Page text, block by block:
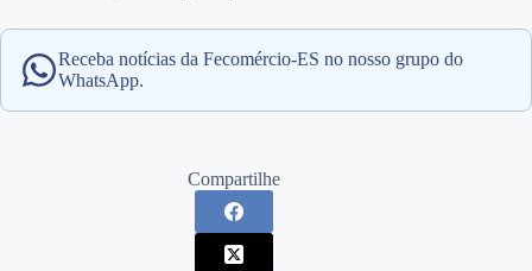
Receba notícias da Fecomércio-ES no nosso grupo do
WhatsApp.
Compartilhe